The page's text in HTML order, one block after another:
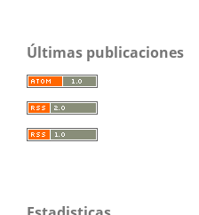
Últimas publicaciones